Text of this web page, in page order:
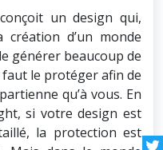
un design qui,
d’un monde
générer beaucoup de
le protéger afin de
qu’à vous. En
si votre design est
la protection est